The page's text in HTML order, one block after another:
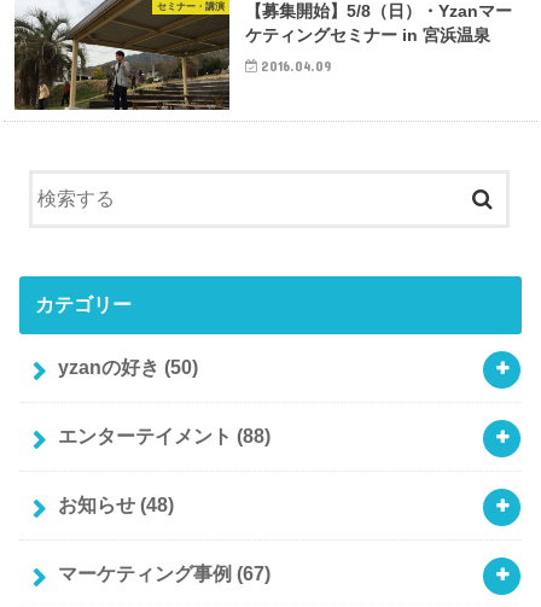
セミナー・講演
【募集開始】5/8（日）・Yzanマー
ケティングセミナー in 宮浜温泉
2016.04.09
カテゴリー
yzanの好き (50)
エンターテイメント (88)
お知らせ (48)
マーケティング事例 (67)